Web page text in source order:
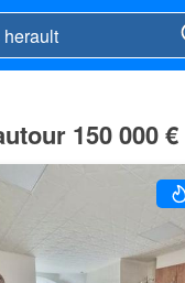
150 000 €